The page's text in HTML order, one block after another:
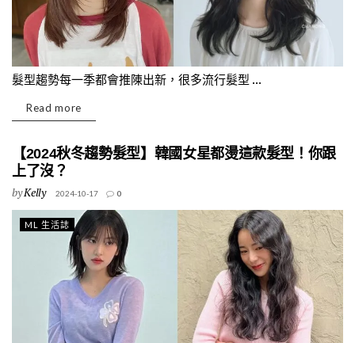
髮型趨勢每一季都會推陳出新，很多流行髮型 ...
Read more
【2024秋冬趨勢髮型】韓國女星都燙這款髮型！你跟
上了沒？
byKelly 2024-10-17 0
ML 生活誌